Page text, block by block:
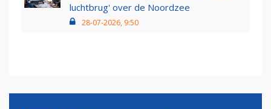
luchtbrug' over de Noordzee
28-07-2026, 9:50